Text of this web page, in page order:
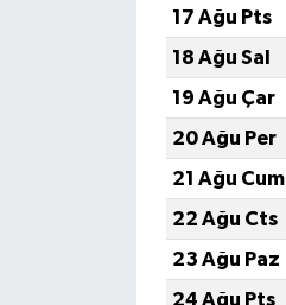
17 Ağu Pts
18 Ağu Sal
19 Ağu Çar
20 Ağu Per
21 Ağu Cum
22 Ağu Cts
23 Ağu Paz
24 Ağu Pts